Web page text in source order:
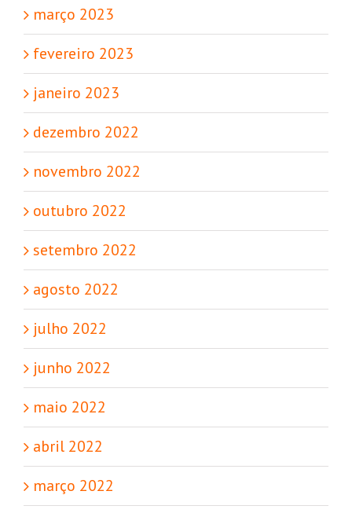
março 2023
fevereiro 2023
janeiro 2023
dezembro 2022
novembro 2022
outubro 2022
setembro 2022
agosto 2022
julho 2022
junho 2022
maio 2022
abril 2022
março 2022